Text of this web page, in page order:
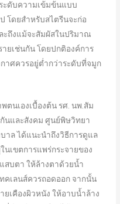
ะดับความเข้มข้นแบบ
โดยสำหรับสไตรีนจะก่อ
ะถึงแม้จะสัมผัสในปริมาณ
ายเช่นกัน โดยปกติองค์การ
กาศควรอยู่ต่ำกว่าระดับที่จมูก
องเบื้องต้น รศ. นพ.สัม
นและสังคม ศูนย์พิษวิทยา
าล ได้แนะนำถึงวิธีการดูแล
เขตการแพร่กระจายของ
สบตา ให้ล้างตาด้วยน้ำ
เลนส์ควรถอดออก จากนั้น
ยเคืองผิวหนัง ให้อาบน้ำล้าง